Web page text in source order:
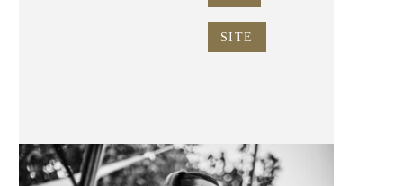
SITE